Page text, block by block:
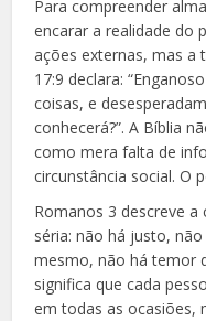
Para compreender
encarar a realidade do
ações externas, mas a
17:9 declara:
coisas, e
conhecerá?”. A Bíblia
como mera falta de
circunstância social. O
Romanos 3 descreve
séria: não há justo,
mesmo, não há temor
significa que cada
em todas as ocasiões,